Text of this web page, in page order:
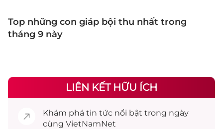
Top những con giáp bội thu nhất trong
tháng 9 này
LIÊN KẾT HỮU ÍCH
Khám phá tin tức nổi bật trong ngày
cùng VietNamNet